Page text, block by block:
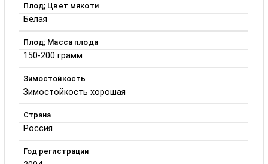
Плод; Цвет мякоти
Белая
Плод; Масса плода
150-200 грамм
Зимостойкость
Зимостойкость хорошая
Страна
Россия
Год регистрации